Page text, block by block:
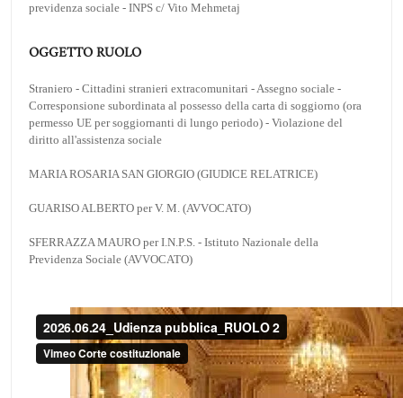
previdenza sociale - INPS c/ Vito Mehmetaj
OGGETTO RUOLO
Straniero - Cittadini stranieri extracomunitari - Assegno sociale -
Corresponsione subordinata al possesso della carta di soggiorno (ora
permesso UE per soggiornanti di lungo periodo) - Violazione del
diritto all'assistenza sociale
MARIA ROSARIA SAN GIORGIO (GIUDICE RELATRICE)
GUARISO ALBERTO per V. M. (AVVOCATO)
SFERRAZZA MAURO per I.N.P.S. - Istituto Nazionale della
Previdenza Sociale (AVVOCATO)